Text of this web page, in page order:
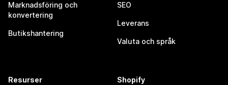
Marknadsföring och
konvertering
Butikshantering
SEO
Leverans
Valuta och språk
Resurser Shopify